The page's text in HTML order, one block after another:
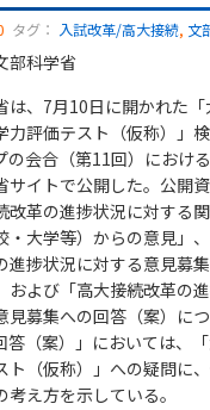
タグ： 入試改革/高大接続, 文
部科学省
は、7月10日に開かれた「
力評価テスト（仮称）」
の会合（第11回）におけ
サイトで公開した。公開
改革の進捗状況に対する
・大学等）からの意見」
進捗状況に対する意見募
および「高大接続改革の
見募集への回答（案）につ
答（案）」においては、
ト（仮称）」への疑問に
考え方を示している。